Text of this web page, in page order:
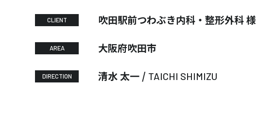
CLIENT 吹田駅前つわぶき内科・整形外科 様
AREA 大阪府吹田市
DIRECTION 清水 太一 / TAICHI SHIMIZU